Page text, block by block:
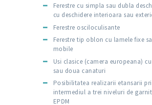
Ferestre cu simpla sau dubla
cu deschidere interioara sau
Ferestre osciloculisante
Ferestre tip oblon cu lamele fixe
mobile
Usi clasice (camera europeana)
sau doua canaturi
Posibilitatea realizarii etansarii
intermediul a trei niveluri de
EPDM